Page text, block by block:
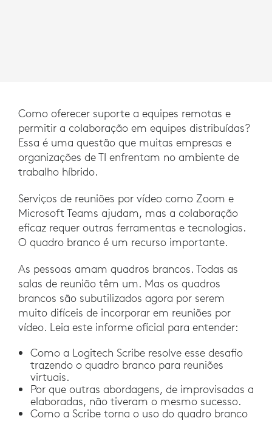
Como oferecer suporte a equipes remotas e
permitir a colaboração em equipes distribuídas?
Essa é uma questão que muitas empresas e
organizações de TI enfrentam no ambiente de
trabalho híbrido.
Serviços de reuniões por vídeo como Zoom e
Microsoft Teams ajudam, mas a colaboração
eficaz requer outras ferramentas e tecnologias.
O quadro branco é um recurso importante.
As pessoas amam quadros brancos. Todas as
salas de reunião têm um. Mas os quadros
brancos são subutilizados agora por serem
muito difíceis de incorporar em reuniões por
vídeo. Leia este informe oficial para entender:
Como a Logitech Scribe resolve esse desafio
trazendo o quadro branco para reuniões
virtuais.
Por que outras abordagens, de improvisadas a
elaboradas, não tiveram o mesmo sucesso.
Como a Scribe torna o uso do quadro branco